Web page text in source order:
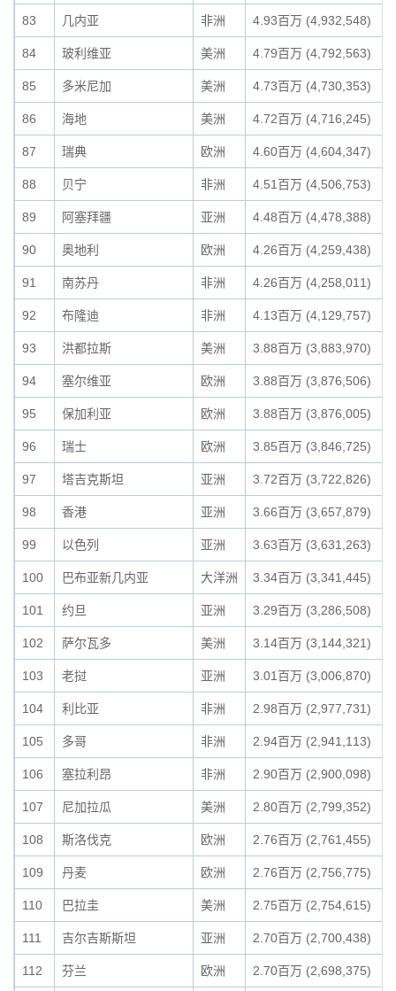
83 几内亚 非洲 4.93百万 (4,932,548)
84 玻利维亚 美洲 4.79百万 (4,792,563)
85 多米尼加 美洲 4.73百万 (4,730,353)
86 海地 美洲 4.72百万 (4,716,245)
87 瑞典 欧洲 4.60百万 (4,604,347)
88 贝宁 非洲 4.51百万 (4,506,753)
89 阿塞拜疆 亚洲 4.48百万 (4,478,388)
90 奥地利 欧洲 4.26百万 (4,259,438)
91 南苏丹 非洲 4.26百万 (4,258,011)
92 布隆迪 非洲 4.13百万 (4,129,757)
93 洪都拉斯 美洲 3.88百万 (3,883,970)
94 塞尔维亚 欧洲 3.88百万 (3,876,506)
95 保加利亚 欧洲 3.88百万 (3,876,005)
96 瑞士 欧洲 3.85百万 (3,846,725)
97 塔吉克斯坦 亚洲 3.72百万 (3,722,826)
98 香港 亚洲 3.66百万 (3,657,879)
99 以色列 亚洲 3.63百万 (3,631,263)
100 巴布亚新几内亚 大洋洲 3.34百万 (3,341,445)
101 约旦 亚洲 3.29百万 (3,286,508)
102 萨尔瓦多 美洲 3.14百万 (3,144,321)
103 老挝 亚洲 3.01百万 (3,006,870)
104 利比亚 非洲 2.98百万 (2,977,731)
105 多哥 非洲 2.94百万 (2,941,113)
106 塞拉利昂 非洲 2.90百万 (2,900,098)
107 尼加拉瓜 美洲 2.80百万 (2,799,352)
108 斯洛伐克 欧洲 2.76百万 (2,761,455)
109 丹麦 欧洲 2.76百万 (2,756,775)
110 巴拉圭 美洲 2.75百万 (2,754,615)
111 吉尔吉斯斯坦 亚洲 2.70百万 (2,700,438)
112 芬兰 欧洲 2.70百万 (2,698,375)